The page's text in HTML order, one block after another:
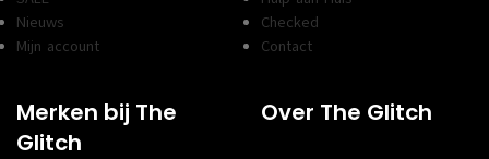
Nieuws
Mijn account
Checked
Contact
Merken bij The
Glitch
Over The Glitch